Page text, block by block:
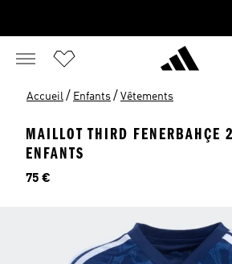
Accueil / Enfants / Vêtements
MAILLOT THIRD
ENFANTS
Prix
75 €